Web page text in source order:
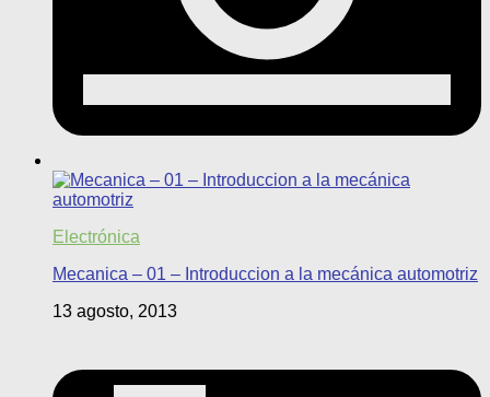
Electrónica
Mecanica – 01 – Introduccion a la mecánica automotriz
13 agosto, 2013